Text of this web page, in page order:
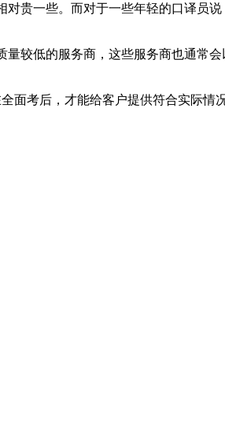
贵一些。而对于一些年轻的口译员说
较低的服务商，这些服务商也通常会
考后，才能给客户提供符合实际情